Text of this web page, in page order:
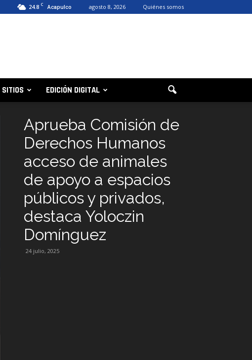
24.8 C Acapulco agosto 8, 2026 Quiénes somos
SITIOS EDICIÓN DIGITAL
Aprueba Comisión de
Derechos Humanos
acceso de animales
de apoyo a espacios
públicos y privados,
destaca Yoloczin
Domínguez
24 julio, 2025